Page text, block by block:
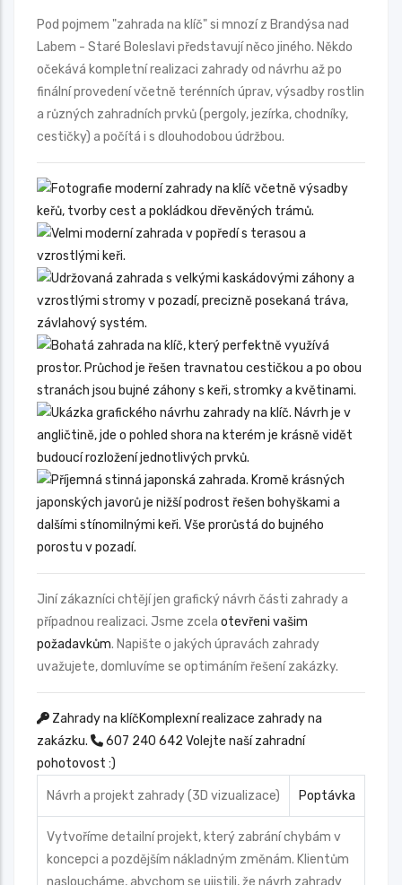
Pod pojmem "zahrada na klíč" si mnozí z Brandýsa nad
Labem - Staré Boleslavi představují něco jiného. Někdo
očekává kompletní realizaci zahrady od návrhu až po
finální provedení včetně terénních úprav, výsadby rostlin
a různých zahradních prvků (pergoly, jezírka, chodníky,
cestičky) a počítá i s dlouhodobou údržbou.
Jiní zákazníci chtějí jen grafický návrh části zahrady a
případnou realizaci. Jsme zcela otevřeni vašim
požadavkům. Napište o jakých úpravách zahrady
uvažujete, domluvíme se optimáním řešení zakázky.
Zahrady na klíčKomplexní realizace zahrady na
zakázku.
607 240 642 Volejte naší zahradní
pohotovost :)
Návrh a projekt zahrady (3D vizualizace) Poptávka
Vytvoříme detailní projekt, který zabrání chybám v
koncepci a pozdějším nákladným změnám. Klientům
nasloucháme, abychom se ujistili, že návrh zahrady